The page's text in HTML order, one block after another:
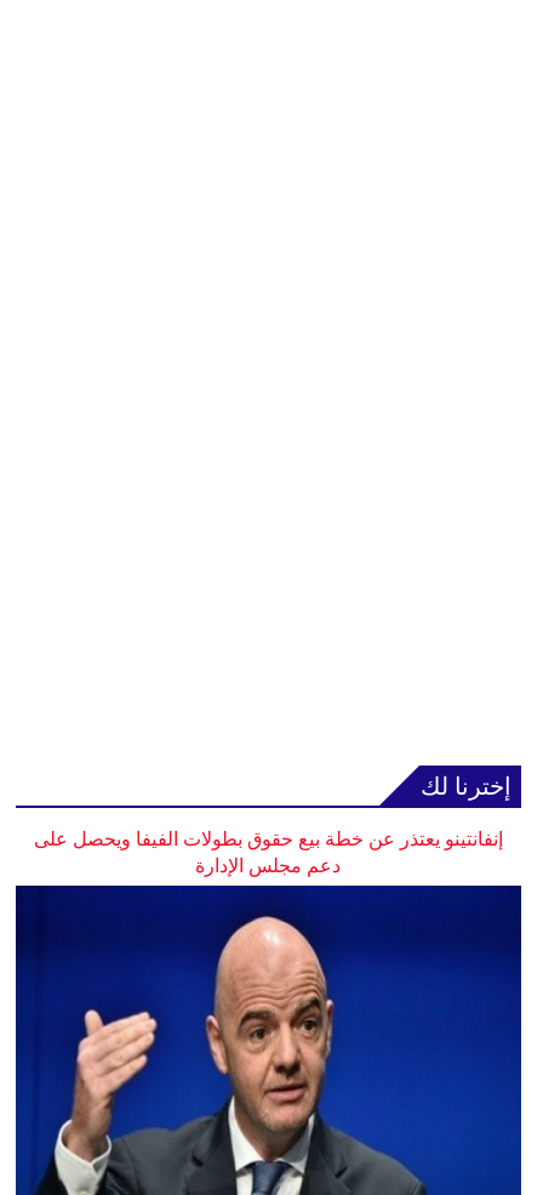
إخترنا لك
إنفانتينو يعتذر عن خطة بيع حقوق بطولات الفيفا ويحصل على
دعم مجلس الإدارة